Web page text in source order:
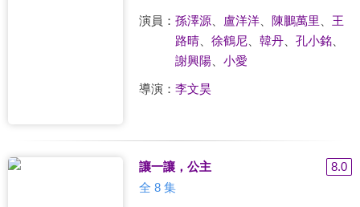
演員： 孫澤源、 盧洋洋、 陳鵬萬里
王
路晴、 徐鶴尼、 韓丹、 孔小銘、
謝興陽、 小愛
導演： 李文昊
讓一讓，公主
8.0
全 8 集